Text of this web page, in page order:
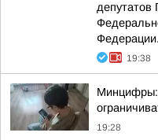
депутатов
19:38
Минцифры:
19:28